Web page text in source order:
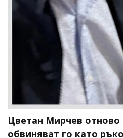
Цветан Мирчев
обвиняват го като